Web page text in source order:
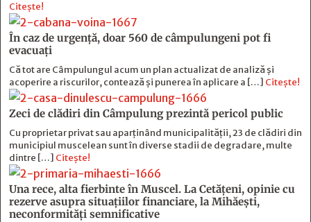
Citește!
În caz de urgență, doar 560 de câmpulungeni pot fi
evacuați
Că tot are Câmpulungul acum un plan actualizat de analiză și
acoperire a riscurilor, contează și punerea în aplicare a […] Citește!
Zeci de clădiri din Câmpulung prezintă pericol public
Cu proprietar privat sau aparținând municipalității, 23 de clădiri din
municipiul muscelean sunt în diverse stadii de degradare, multe
dintre […] Citește!
Una rece, alta fierbinte în Muscel. La Cetăţeni, opinie cu
rezerve asupra situaţiilor financiare, la Mihăeşti,
neconformităţi semnificative